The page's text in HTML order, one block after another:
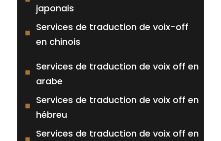
japonais
Services de traduction de voix-off
en chinois
Services de traduction de voix off en
arabe
Services de traduction de voix off en
hébreu
Services de traduction de voix off en